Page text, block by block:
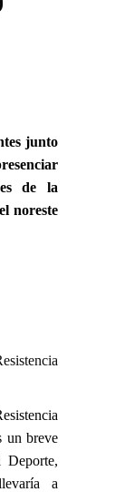
junto
de la
noreste
un breve
a